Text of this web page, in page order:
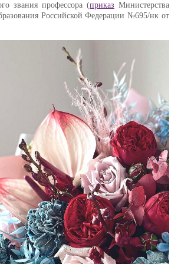
звания профессора (приказ Министерства
Российской Федерации №695/нк от